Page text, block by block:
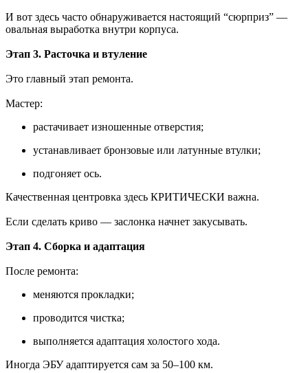
И вот здесь часто обнаруживается настоящий “сюрприз” —
овальная выработка внутри корпуса.
Этап 3. Расточка и втуление
Это главный этап ремонта.
Мастер:
растачивает изношенные отверстия;
устанавливает бронзовые или латунные втулки;
подгоняет ось.
Качественная центровка здесь КРИТИЧЕСКИ важна.
Если сделать криво — заслонка начнет закусывать.
Этап 4. Сборка и адаптация
После ремонта:
меняются прокладки;
проводится чистка;
выполняется адаптация холостого хода.
Иногда ЭБУ адаптируется сам за 50–100 км.